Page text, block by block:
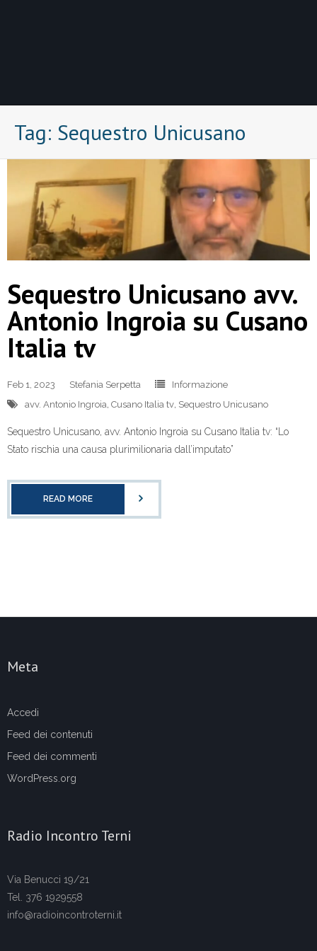
Tag: Sequestro Unicusano
Sequestro Unicusano avv.
Antonio Ingroia su Cusano
Italia tv
Feb 1, 2023 Stefania Serpetta
Informazione
avv. Antonio Ingroia Cusano Italia tv Sequestro Unicusano
Sequestro Unicusano, avv. Antonio Ingroia su Cusano Italia tv: “Lo
Stato rischia una causa plurimilionaria dall’imputato”
READ MORE
Meta
Accedi
Feed dei contenuti
Feed dei commenti
WordPress.org
Radio Incontro Terni
Via Benucci 19/21
Tel. 376 1929558
info@radioincontroterni.it